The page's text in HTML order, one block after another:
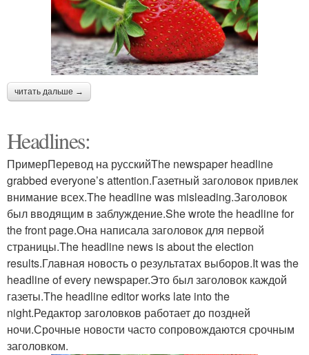
читать дальше →
Headlines:
ПримерПеревод на русскийThe newspaper headline
grabbed everyone’s attention.Газетный заголовок привлек
внимание всех.The headline was misleading.Заголовок
был вводящим в заблуждение.She wrote the headline for
the front page.Она написала заголовок для первой
страницы.The headline news is about the election
results.Главная новость о результатах выборов.It was the
headline of every newspaper.Это был заголовок каждой
газеты.The headline editor works late into the
night.Редактор заголовков работает до поздней
ночи.Срочные новости часто сопровождаются срочным
заголовком.